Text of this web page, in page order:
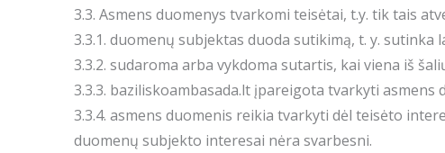
3.3. Asmens duomenys tvarkomi teisėtai, t.y. tik tais
3.3.1. duomenų subjektas duoda sutikimą, t. y.
3.3.2. sudaroma arba vykdoma sutartis, kai viena iš
3.3.3. baziliskoambasada.lt įpareigota tvarkyti asmens
3.3.4. asmens duomenis reikia tvarkyti dėl teisėto
duomenų subjekto interesai nėra svarbesni.